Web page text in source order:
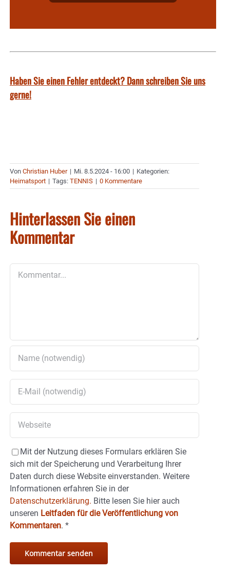
Haben Sie einen Fehler entdeckt? Dann schreiben Sie uns
gerne!
Von Christian Huber | Mi. 8.5.2024 - 16:00 | Kategorien:
Heimatsport | Tags: TENNIS | 0 Kommentare
Hinterlassen Sie einen
Kommentar
Mit der Nutzung dieses Formulars erklären Sie
sich mit der Speicherung und Verarbeitung Ihrer
Daten durch diese Website einverstanden. Weitere
Informationen erfahren Sie in der
Datenschutzerklärung. Bitte lesen Sie hier auch
unseren Leitfaden für die Veröffentlichung von
Kommentaren. *